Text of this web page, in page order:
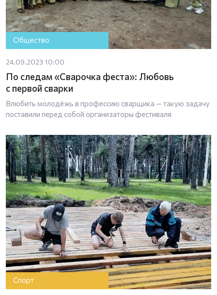
Общество
24.09.2023 10:00
По следам «Сварочка феста»: Любовь
с первой сварки
Влюбить молодёжь в профессию сварщика — такую задачу
поставили перед собой организаторы фестиваля
Спорт